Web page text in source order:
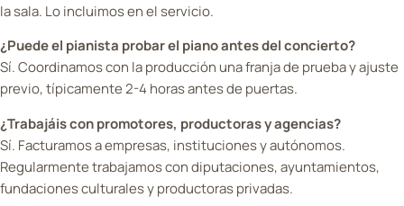
la sala. Lo incluimos en el servicio.
¿Puede el pianista probar el piano antes del concierto?
Sí. Coordinamos con la producción una franja de prueba y ajuste
previo, típicamente 2-4 horas antes de puertas.
¿Trabajáis con promotores, productoras y agencias?
Sí. Facturamos a empresas, instituciones y autónomos.
Regularmente trabajamos con diputaciones, ayuntamientos,
fundaciones culturales y productoras privadas.